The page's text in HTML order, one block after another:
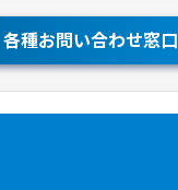
各種お問い合わせ窓口